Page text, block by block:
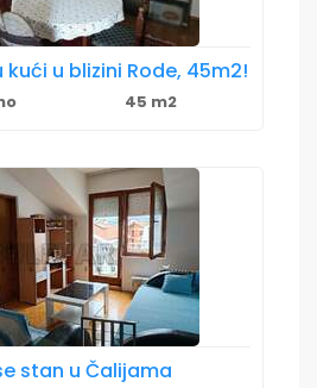
u blizini Rode, 45m2!
45 m2
stan u Čalijama